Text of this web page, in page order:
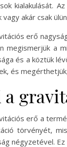
kialakulását.
vagy akár csak
erő
megismerjük a
és a köztük
és
a
erő a
törvényét,
négyzetével.